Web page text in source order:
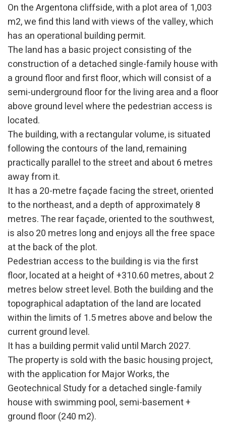
On the Argentona cliffside, with a plot area of 1,003
m2, we find this land with views of the valley, which
has an operational building permit.
The land has a basic project consisting of the
construction of a detached single-family house with
a ground floor and first floor, which will consist of a
semi-underground floor for the living area and a floor
above ground level where the pedestrian access is
located.
The building, with a rectangular volume, is situated
following the contours of the land, remaining
practically parallel to the street and about 6 metres
away from it.
It has a 20-metre façade facing the street, oriented
to the northeast, and a depth of approximately 8
metres. The rear façade, oriented to the southwest,
is also 20 metres long and enjoys all the free space
at the back of the plot.
Pedestrian access to the building is via the first
floor, located at a height of +310.60 metres, about 2
metres below street level. Both the building and the
topographical adaptation of the land are located
within the limits of 1.5 metres above and below the
current ground level.
It has a building permit valid until March 2027.
The property is sold with the basic housing project,
with the application for Major Works, the
Geotechnical Study for a detached single-family
house with swimming pool, semi-basement +
ground floor (240 m2).
Изменить куки
Технический и функциональный
Этот веб-сайт использует собственные файлы cookie
для сбора информации с целью улучшения наших
услуг. Если вы продолжите просмотр, вы соглашаетесь
с их установкой. Пользователь имеет возможность
настроить свой браузер, имея возможность, если он
того пожелает, предотвратить их установку на свой
жесткий диск, хотя он должен помнить, что такое
действие может вызвать трудности при навигации по
веб-сайту.